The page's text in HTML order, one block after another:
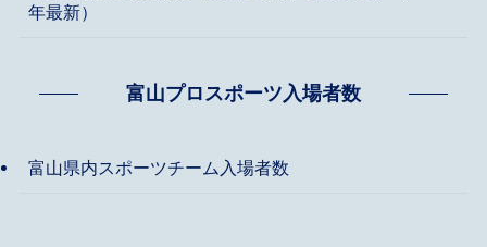
年最新）
富山プロスポーツ入場者数
富山県内スポーツチーム入場者数